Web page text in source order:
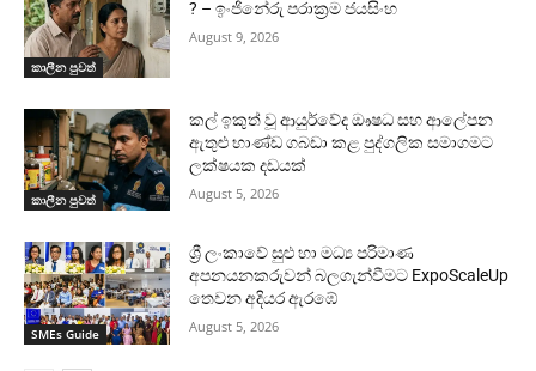
කාලීන පුවත්
? – ඉංජිනේරු පරාක්‍රම ජයසිංහ
August 9, 2026
කාලීන පුවත්
කල් ඉකුත් වූ ආයුර්වේද ඖෂධ සහ ආලේපන
ඇතුළු භාණ්ඩ ගබඩා කළ පුද්ගලික සමාගමට
ලක්ෂයක දඩයක්
August 5, 2026
SMEs Guide
ශ්‍රී ලංකාවේ සුළු හා මධ්‍ය පරිමාණ
අපනයනකරුවන් බලගැන්වීමට ExpoScaleUp
තෙවන අදියර ඇරඹේ
August 5, 2026